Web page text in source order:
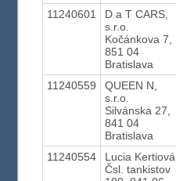
11240601
D a T CARS,
s.r.o.
Kočánkova 7,
851 04
Bratislava
11240559
QUEEN N,
s.r.o.
Silvánska 27,
841 04
Bratislava
11240554
Lucia Kertiová
Čsl. tankistov